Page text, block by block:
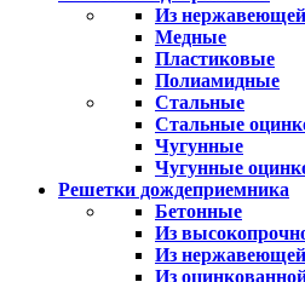
Из
Медные
Пластиковые
Полиамидные
Стальные
Стальные
Чугунные
Чугунные
Решетки дождеприемника
Бетонные
Из
Из
Из